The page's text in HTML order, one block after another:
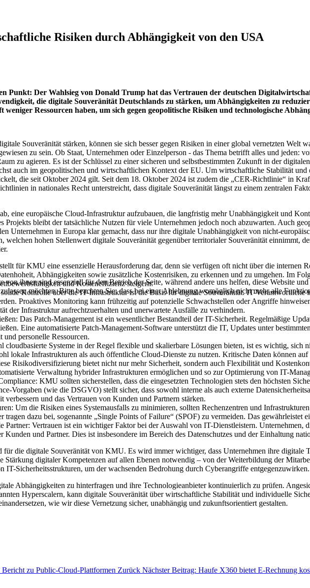
Risiken durch Abhängigkeit von den USA
Punkt: Der Wahlsieg von Donald Trump hat das Vertrauen der deutschen
die digitale Souveränität Deutschlands zu stärken, um Abhängigkeiten zu
Ressourcen haben, um sich gegen geopolitische Risiken und technologische
Souveränität stärken, können sie sich besser gegen Risiken in einer global vernetzten Welt
zu sein. Ob Staat, Unternehmen oder Einzelperson - das Thema betrifft alles und jeden:
zu agieren. Es ist der Schlüssel zu einer sicheren und selbstbestimmten Zukunft in der
auch im geopolitischen und wirtschaftlichen Kontext der EU. Um wirtschaftliche Stabilität
die seit Oktober 2024 gilt. Seit dem 18. Oktober 2024 ist zudem die „CER-Richtlinie“ in
in nationales Recht unterstreicht, dass digitale Souveränität längst zu einem zentralen
eine europäische Cloud-Infrastruktur aufzubauen, die langfristig mehr Unabhängigkeit und
bleibt der tatsächliche Nutzen für viele Unternehmen jedoch noch abzuwarten. Auch
Unternehmen in Europa klar gemacht, dass nur ihre digitale Unabhängigkeit von nicht-
hohen Stellenwert digitale Souveränität gegenüber territorialer Souveränität einnimmt,
für KMU eine essenzielle Herausforderung dar, denn sie verfügen oft nicht über die internen
Abhängigkeiten sowie zusätzliche Kostenrisiken, zu erkennen und zu umgehen. Im
und Kosteneffizienz steigern:
Kontrolle über die IT-Infrastruktur ist die Basis für digitale Souveränität. IT-Verantwortliche
Proaktives Monitoring kann frühzeitig auf potenzielle Schwachstellen oder Angriffe
der Infrastruktur aufrechtzuerhalten und unerwartete Ausfälle zu verhindern.
Das Patch-Management ist ein wesentlicher Bestandteil der IT-Sicherheit. Regelmäßige
Eine automatisierte Patch-Management-Software unterstützt die IT, Updates unter
personelle Ressourcen.
Systeme in der Regel flexible und skalierbare Lösungen bieten, ist es wichtig, sich
lokale Infrastrukturen als auch öffentliche Cloud-Dienste zu nutzen. Kritische Daten können
Risikodiversifizierung bietet nicht nur mehr Sicherheit, sondern auch Flexibilität und
Verwaltung hybrider Infrastrukturen ermöglichen und so zur Optimierung von IT-
KMU sollten sicherstellen, dass die eingesetzten Technologien stets den höchsten
Vorgaben (wie die DSGVO) stellt sicher, dass sowohl interne als auch externe
und das Vertrauen von Kunden und Partnern stärken.
Um die Risiken eines Systemausfalls zu minimieren, sollten Rechenzentren und
tragen dazu bei, sogenannte „Single Points of Failure“ (SPOF) zu vermeiden. Das
Partner: Vertrauen ist ein wichtiger Faktor bei der Auswahl von IT-Dienstleistern. Unternehmen,
Kunden und Partner. Dies ist insbesondere im Bereich des Datenschutzes und der Einhaltung
für die digitale Souveränität von KMU. Es wird immer wichtiger, dass Unternehmen ihre digitale
Stärkung digitaler Kompetenzen auf allen Ebenen notwendig – von der Weiterbildung der
IT-Sicherheitsstrukturen, um der wachsenden Bedrohung durch Cyberangriffe entgegenzuwirken.
Abhängigkeiten zu hinterfragen und ihre Technologieanbieter kontinuierlich zu prüfen.
Hyperscalern, kann digitale Souveränität über wirtschaftliche Stabilität und individuelle
wie wir diese Vernetzung sicher, unabhängig und zukunftsorientiert gestalten.
zu Public-Cloud-Plattformen Zurück Nächster Beitrag: Haufe X360 bietet E-Rechnung
von ihnen sind essenziell für den Betrieb der Seite, während andere uns helfen, diese Website
möchten. Bitte beachten Sie, dass bei einer Ablehnung womöglich nicht mehr alle